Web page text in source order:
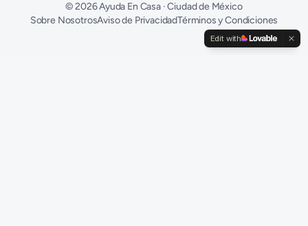
©2026Ayuda En Casa · Ciudad de México
Sobre NosotrosAviso de PrivacidadTérminos y Condiciones
Edit with